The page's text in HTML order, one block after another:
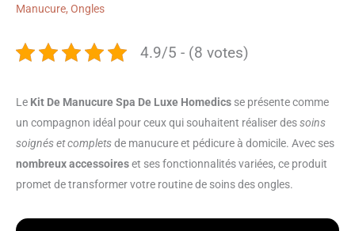
Manucure, Ongles
4.9/5 - (8 votes)
Le Kit De Manucure Spa De Luxe Homedics se présente comme
un compagnon idéal pour ceux qui souhaitent réaliser dessoins
soignés et completsde manucure et pédicure à domicile. Avec ses
nombreux accessoireset ses fonctionnalités variées, ce produit
promet de transformer votre routine de soins des ongles.